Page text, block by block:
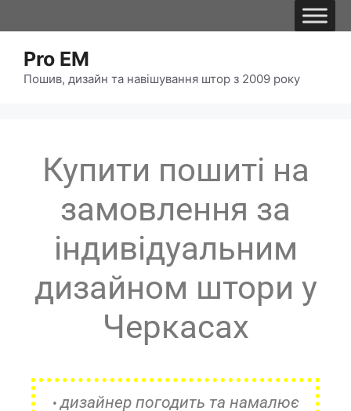
Pro EM
Пошив, дизайн та навішування штор з 2009 року
Купити пошиті на
замовлення за
індивідуальним
дизайном штори у
Черкасах
•дизайнер погодить та намалює